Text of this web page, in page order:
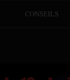
CONSEILS